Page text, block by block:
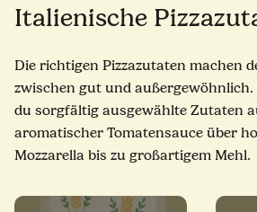
Italienische
Die richtigen Pizzazutaten machen
zwischen gut und außergewöhnlich.
du sorgfältig ausgewählte Zutaten
aromatischer Tomatensauce über
Mozzarella bis zu großartigem Mehl.